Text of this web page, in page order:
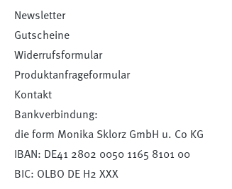
Newsletter
Gutscheine
Widerrufsformular
Produktanfrageformular
Kontakt
Bankverbindung:
die form Monika Sklorz GmbH u. Co KG
IBAN: DE41 2802 0050 1165 8101 00
BIC: OLBO DE H2 XXX